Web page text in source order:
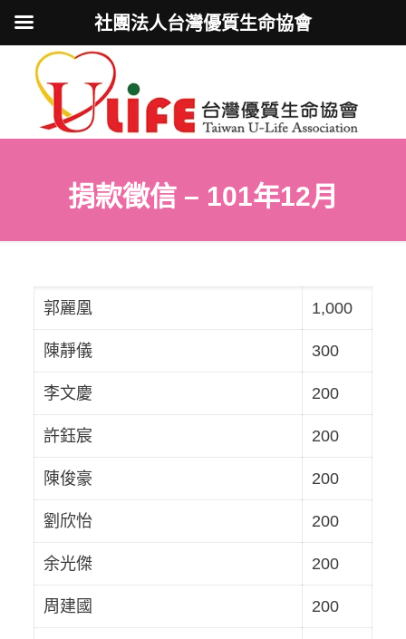
捐款徵信 – 101年12月
郭麗凰 1,000
陳靜儀 300
李文慶 200
許鈺宸 200
陳俊豪 200
劉欣怡 200
余光傑 200
周建國 200
社團法人台灣優質生命協會